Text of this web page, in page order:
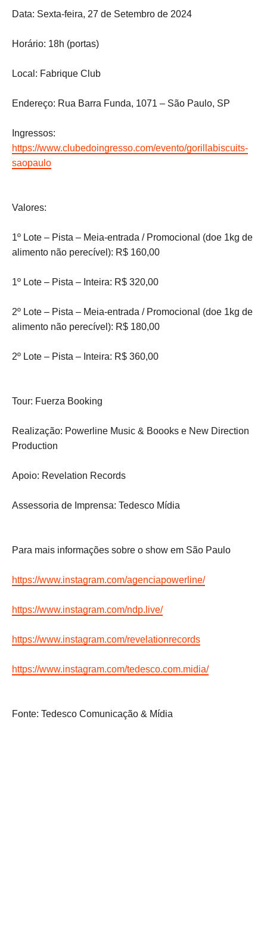
Data: Sexta-feira, 27 de Setembro de 2024
Horário: 18h (portas)
Local: Fabrique Club
Endereço: Rua Barra Funda, 1071 – São Paulo, SP
Ingressos:
https://www.clubedoingresso.com/evento/gorillabiscuits-
saopaulo
Valores:
1º Lote – Pista – Meia-entrada / Promocional (doe 1kg de
alimento não perecível): R$ 160,00
1º Lote – Pista – Inteira: R$ 320,00
2º Lote – Pista – Meia-entrada / Promocional (doe 1kg de
alimento não perecível): R$ 180,00
2º Lote – Pista – Inteira: R$ 360,00
Tour: Fuerza Booking
Realização: Powerline Music & Boooks e New Direction
Production
Apoio: Revelation Records
Assessoria de Imprensa: Tedesco Mídia
Para mais informações sobre o show em São Paulo
https://www.instagram.com/agenciapowerline/
https://www.instagram.com/ndp.live/
https://www.instagram.com/revelationrecords
https://www.instagram.com/tedesco.com.midia/
Fonte: Tedesco Comunicação & Mídia